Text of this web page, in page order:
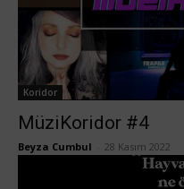
Koridor
MüziKoridor #4
Beyza Cumbul 28 Kasım 2022